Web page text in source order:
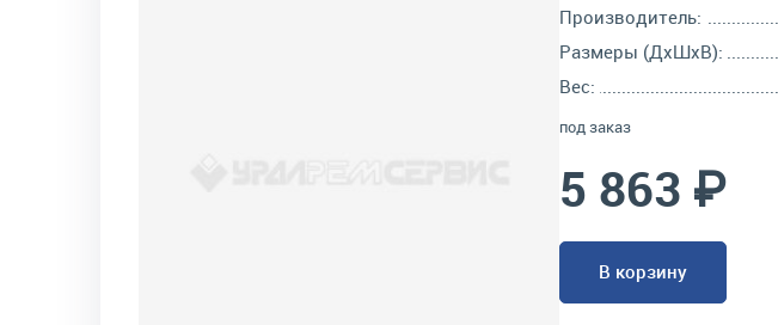
Производитель:
Размеры (ДхШхВ):
Вес:
под заказ
5 863 ₽
В корзину